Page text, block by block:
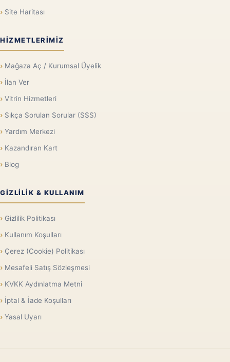
Site Haritası
HIZMETLERIMIZ
Mağaza Aç / Kurumsal Üyelik
İlan Ver
Vitrin Hizmetleri
Sıkça Sorulan Sorular (SSS)
Yardım Merkezi
Kazandıran Kart
Blog
GIZLILIK & KULLANIM
Gizlilik Politikası
Kullanım Koşulları
Çerez (Cookie) Politikası
Mesafeli Satış Sözleşmesi
KVKK Aydınlatma Metni
İptal & İade Koşulları
Yasal Uyarı